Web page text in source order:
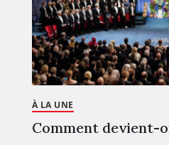
À LA UNE
Comment devient-